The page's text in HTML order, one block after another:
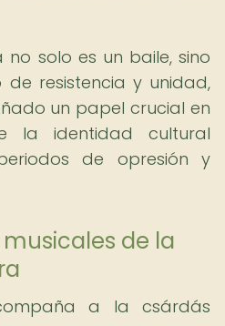
solo es un baile, sino
resistencia y unidad,
un papel crucial en
la identidad cultural
de opresión y
de la
a la csárdás